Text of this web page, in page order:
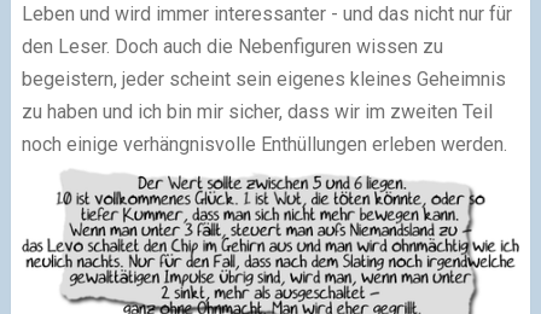
Leben und wird immer interessanter - und das nicht nur für
den Leser. Doch auch die Nebenfiguren wissen zu
begeistern, jeder scheint sein eigenes kleines Geheimnis
zu haben und ich bin mir sicher, dass wir im zweiten Teil
noch einige verhängnisvolle Enthüllungen erleben werden.